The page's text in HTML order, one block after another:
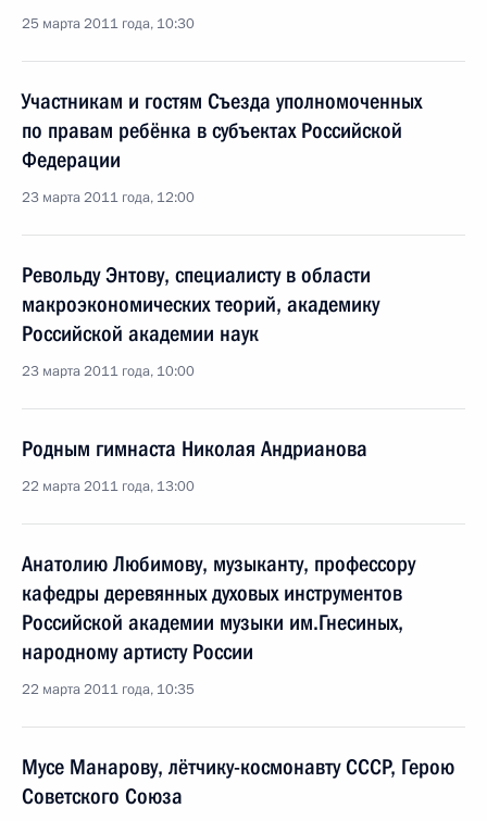
25 марта 2011 года, 10:30
Участникам и гостям Съезда уполномоченных
по правам ребёнка в субъектах Российской
Федерации
23 марта 2011 года, 12:00
Револьду Энтову, специалисту в области
макроэкономических теорий, академику
Российской академии наук
23 марта 2011 года, 10:00
Родным гимнаста Николая Андрианова
22 марта 2011 года, 13:00
Анатолию Любимову, музыканту, профессору
кафедры деревянных духовых инструментов
Российской академии музыки им.Гнесиных,
народному артисту России
22 марта 2011 года, 10:35
Мусе Манарову, лётчику-космонавту СССР, Герою
Советского Союза